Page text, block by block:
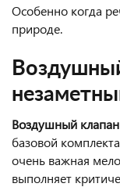
Особенно когда
природе.
Воздушный
базовой
очень важная
выполняет